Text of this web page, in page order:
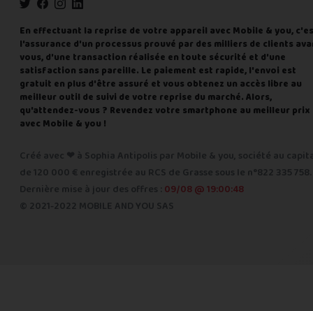
En effectuant la reprise de votre appareil avec Mobile & you,
l'assurance d'un processus prouvé par des milliers de clients
vous, d'une transaction réalisée en toute sécurité et d'une
satisfaction sans pareille. Le paiement est rapide, l'envoi est
gratuit en plus d'être assuré et vous obtenez un accès libre au
meilleur outil de suivi de votre reprise du marché. Alors,
qu'attendez-vous ? Revendez votre smartphone au meilleur prix
avec Mobile & you !
Créé avec ❤ à Sophia Antipolis par Mobile & you, société au
de 120 000 € enregistrée au RCS de Grasse sous le n°822 335 758.
Dernière mise à jour des offres : 09/08 @ 19:00:48
© 2021-2022 MOBILE AND YOU SAS